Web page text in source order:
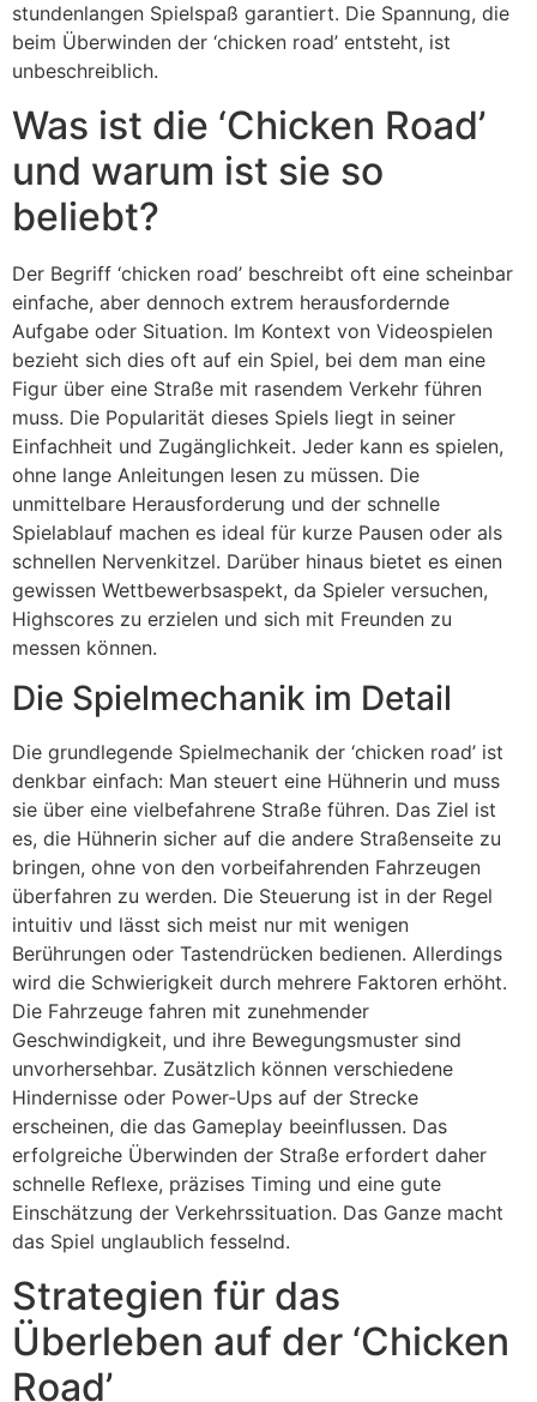
stundenlangen Spielspaß garantiert. Die Spannung, die
beim Überwinden der ‘chicken road’ entsteht, ist
unbeschreiblich.
Was ist die ‘Chicken Road’
und warum ist sie so
beliebt?
Der Begriff ‘chicken road’ beschreibt oft eine scheinbar
einfache, aber dennoch extrem herausfordernde
Aufgabe oder Situation. Im Kontext von Videospielen
bezieht sich dies oft auf ein Spiel, bei dem man eine
Figur über eine Straße mit rasendem Verkehr führen
muss. Die Popularität dieses Spiels liegt in seiner
Einfachheit und Zugänglichkeit. Jeder kann es spielen,
ohne lange Anleitungen lesen zu müssen. Die
unmittelbare Herausforderung und der schnelle
Spielablauf machen es ideal für kurze Pausen oder als
schnellen Nervenkitzel. Darüber hinaus bietet es einen
gewissen Wettbewerbsaspekt, da Spieler versuchen,
Highscores zu erzielen und sich mit Freunden zu
messen können.
Die Spielmechanik im Detail
Die grundlegende Spielmechanik der ‘chicken road’ ist
denkbar einfach: Man steuert eine Hühnerin und muss
sie über eine vielbefahrene Straße führen. Das Ziel ist
es, die Hühnerin sicher auf die andere Straßenseite zu
bringen, ohne von den vorbeifahrenden Fahrzeugen
überfahren zu werden. Die Steuerung ist in der Regel
intuitiv und lässt sich meist nur mit wenigen
Berührungen oder Tastendrücken bedienen. Allerdings
wird die Schwierigkeit durch mehrere Faktoren erhöht.
Die Fahrzeuge fahren mit zunehmender
Geschwindigkeit, und ihre Bewegungsmuster sind
unvorhersehbar. Zusätzlich können verschiedene
Hindernisse oder Power-Ups auf der Strecke
erscheinen, die das Gameplay beeinflussen. Das
erfolgreiche Überwinden der Straße erfordert daher
schnelle Reflexe, präzises Timing und eine gute
Einschätzung der Verkehrssituation. Das Ganze macht
das Spiel unglaublich fesselnd.
Strategien für das
Überleben auf der ‘Chicken
Road’